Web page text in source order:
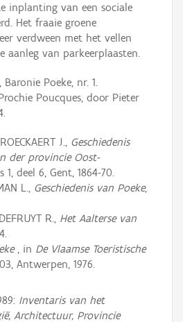
inplanting van een sociale
Het fraaie groene
verdween met het vellen
aanleg van parkeerplaasten.
Poeke, nr. 1.
Poucques, door Pieter
J.,Geschiedenis
der provincie Oost-
1, deel 6, Gent, 1864-70.
L., Geschiedenis van Poeke,
R.,Het Aalterse van
, in De Vlaamse Toeristische
Antwerpen, 1976.
Inventaris van het
Architectuur, Provincie